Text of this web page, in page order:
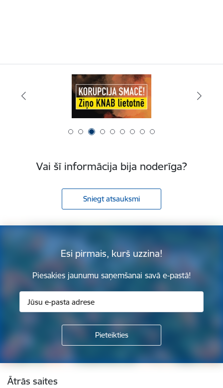
Vai šī informācija bija noderīga?
Sniegt atsauksmi
Esi pirmais, kurš uzzina!
Piesakies jaunumu saņemšanai savā e-pastā!
Kājene
Ātrās saites